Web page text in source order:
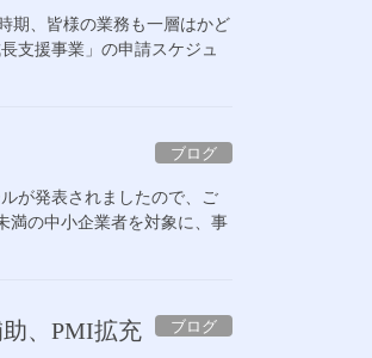
期、皆様の業務も一層はかど
支援事業」の申請スケジュ
ブログ
が発表されましたので、ご
満の中小企業者を対象に、事
ブログ
、PMI拡充